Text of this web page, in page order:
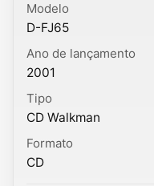
Modelo
D-FJ65
Ano de lançamento
2001
Tipo
CD Walkman
Formato
CD